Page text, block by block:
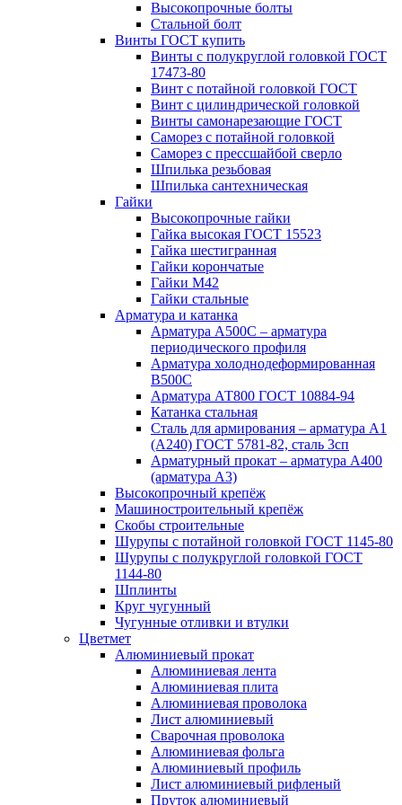
Высокопрочные болты
Стальной болт
Винты ГОСТ купить
Винты с полукруглой головкой ГОСТ
17473-80
Винт с потайной головкой ГОСТ
Винт с цилиндрической головкой
Винты самонарезающие ГОСТ
Саморез с потайной головкой
Саморез с прессшайбой сверло
Шпилька резьбовая
Шпилька сантехническая
Гайки
Высокопрочные гайки
Гайка высокая ГОСТ 15523
Гайка шестигранная
Гайки корончатые
Гайки М42
Гайки стальные
Арматура и катанка
Арматура А500С – арматура
периодического профиля
Арматура холоднодеформированная
В500С
Арматура АТ800 ГОСТ 10884-94
Катанка стальная
Сталь для армирования – арматура А1
(А240) ГОСТ 5781-82, сталь 3сп
Арматурный прокат – арматура А400
(арматура А3)
Высокопрочный крепёж
Машиностроительный крепёж
Скобы строительные
Шурупы с потайной головкой ГОСТ 1145-80
Шурупы с полукруглой головкой ГОСТ
1144-80
Шплинты
Круг чугунный
Чугунные отливки и втулки
Цветмет
Алюминиевый прокат
Алюминиевая лента
Алюминиевая плита
Алюминиевая проволока
Лист алюминиевый
Сварочная проволока
Алюминиевая фольга
Алюминиевый профиль
Лист алюминиевый рифленый
Пруток алюминиевый